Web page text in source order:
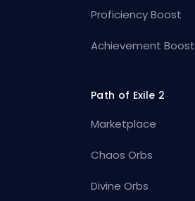
Proficiency Boost
Achievement Boost
Path of Exile 2
Marketplace
Chaos Orbs
Divine Orbs